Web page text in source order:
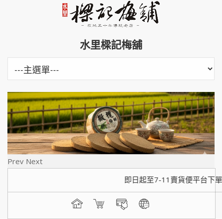
水里樑記梅舖
Prev Next
即日起至7-11賣貨便平台下